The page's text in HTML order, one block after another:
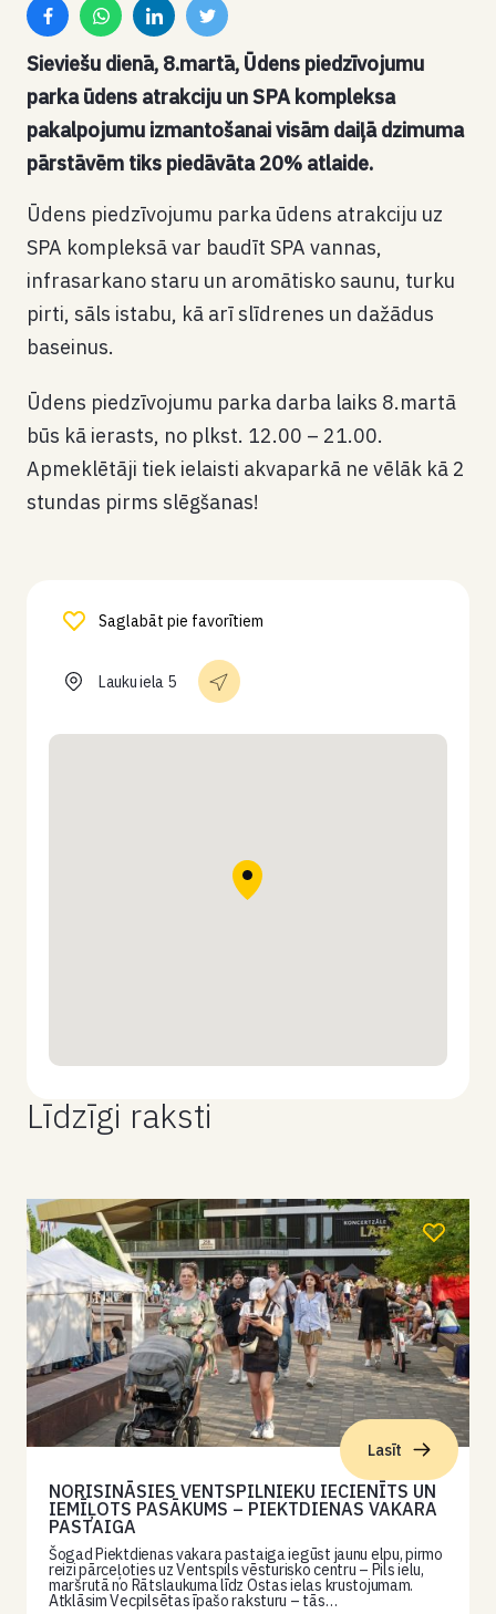
Sieviešu dienā, 8.martā, Ūdens piedzīvojumu
parka ūdens atrakciju un SPA kompleksa
pakalpojumu izmantošanai visām daiļā dzimuma
pārstāvēm tiks piedāvāta 20% atlaide.
Ūdens piedzīvojumu parka ūdens atrakciju uz
SPA kompleksā var baudīt SPA vannas,
infrasarkano staru un aromātisko saunu, turku
pirti, sāls istabu, kā arī slīdrenes un dažādus
baseinus.
Ūdens piedzīvojumu parka darba laiks 8.martā
būs kā ierasts, no plkst. 12.00 – 21.00.
Apmeklētāji tiek ielaisti akvaparkā ne vēlāk kā 2
stundas pirms slēgšanas!
Saglabāt pie favorītiem
Lauku iela 5
Līdzīgi raksti
Lasīt
NORISINĀSIES VENTSPILNIEKU IECIENĪTS UN
IEMĪĻOTS PASĀKUMS – PIEKTDIENAS VAKARA
PASTAIGA
Šogad Piektdienas vakara pastaiga iegūst jaunu elpu, pirmo
reizi pārceļoties uz Ventspils vēsturisko centru – Pils ielu,
maršrutā no Rātslaukuma līdz Ostas ielas krustojumam.
Atklāsim Vecpilsētas īpašo raksturu – tās…